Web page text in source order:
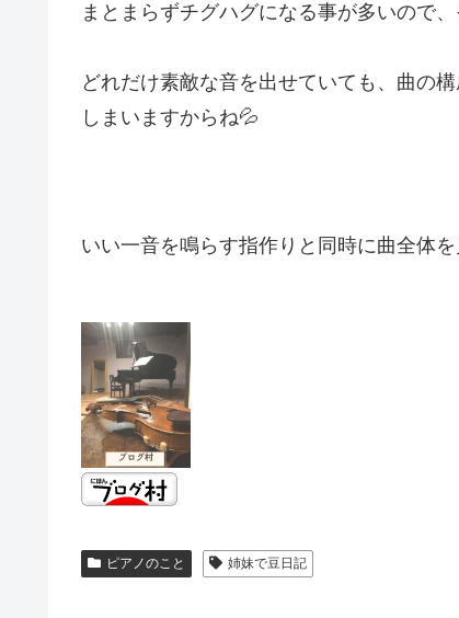
まとまらずチグハグになる事が多いので
どれだけ素敵な音を出せていても、曲の
しまいますからね💦
いい一音を鳴らす指作りと同時に曲全体
ピアノのこと 姉妹で豆日記